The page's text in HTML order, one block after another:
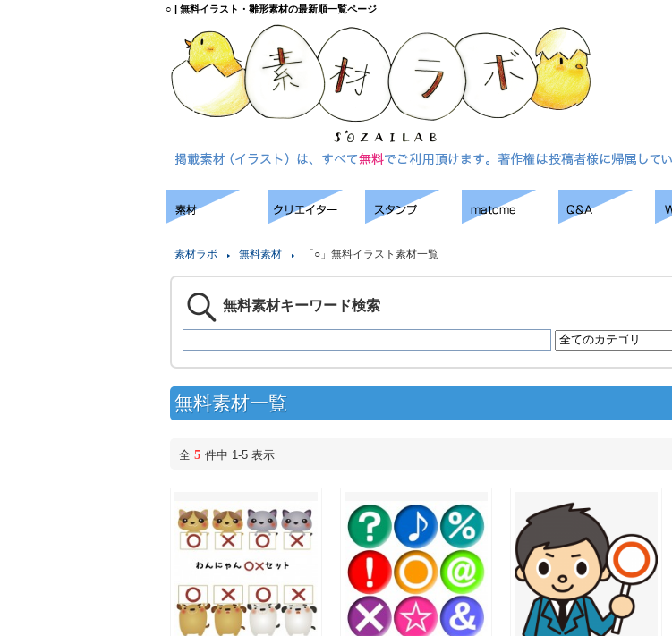
○ | 無料イラスト・雛形素材の最新順一覧ページ
素材ラボ 無料素材 「○」無料イラスト素材一覧
無料素材キーワード検索
無料素材一覧
全 5 件中 1-5 表示